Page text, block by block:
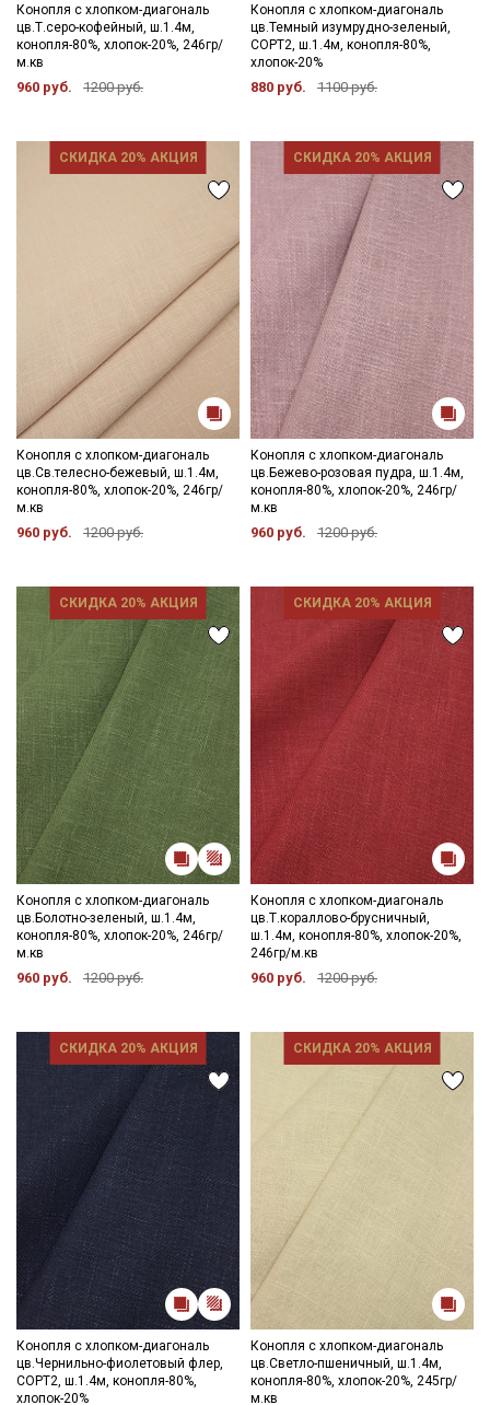
Конопля с хлопком-диагональ
цв.Т.серо-кофейный, ш.1.4м,
конопля-80%, хлопок-20%, 246гр/
м.кв
960 руб. 1200 руб.
Конопля с хлопком-диагональ
цв.Темный изумрудно-зеленый,
СОРТ2, ш.1.4м, конопля-80%,
хлопок-20%
880 руб. 1100 руб.
СКИДКА 20% АКЦИЯ
Конопля с хлопком-диагональ
цв.Св.телесно-бежевый, ш.1.4м,
конопля-80%, хлопок-20%, 246гр/
м.кв
960 руб. 1200 руб.
СКИДКА 20% АКЦИЯ
Конопля с хлопком-диагональ
цв.Бежево-розовая пудра, ш.1.4м,
конопля-80%, хлопок-20%, 246гр/
м.кв
960 руб. 1200 руб.
СКИДКА 20% АКЦИЯ
Конопля с хлопком-диагональ
цв.Болотно-зеленый, ш.1.4м,
конопля-80%, хлопок-20%, 246гр/
м.кв
960 руб. 1200 руб.
СКИДКА 20% АКЦИЯ
Конопля с хлопком-диагональ
цв.Т.кораллово-брусничный,
ш.1.4м, конопля-80%, хлопок-20%,
246гр/м.кв
960 руб. 1200 руб.
СКИДКА 20% АКЦИЯ
Конопля с хлопком-диагональ
цв.Чернильно-фиолетовый флер,
СОРТ2, ш.1.4м, конопля-80%,
хлопок-20%
СКИДКА 20% АКЦИЯ
Конопля с хлопком-диагональ
цв.Светло-пшеничный, ш.1.4м,
конопля-80%, хлопок-20%, 245гр/
м.кв
Секретная рассылка от Купава
Мы публикуем здесь дополнительные
промокоды и скидки до 30% на узкие
категории тканей
Электронная почта